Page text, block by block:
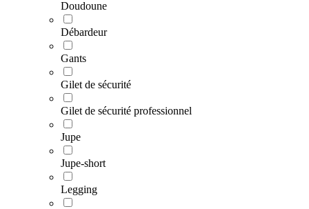
Doudoune
Débardeur
Gants
Gilet de sécurité
Gilet de sécurité professionnel
Jupe
Jupe-short
Legging